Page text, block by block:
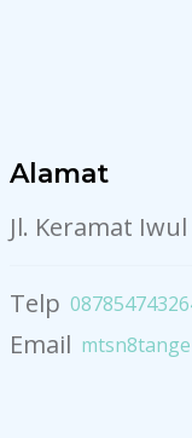
Alamat
Jl. Keramat
Telp
Email